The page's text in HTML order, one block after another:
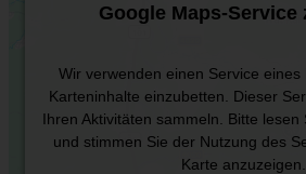
Google Maps-Service
Wir verwenden einen Service eines
Karteninhalte einzubetten. Dieser
Ihren Aktivitäten sammeln. Bitte lesen
und stimmen Sie der Nutzung des
Karte anzuzeigen.